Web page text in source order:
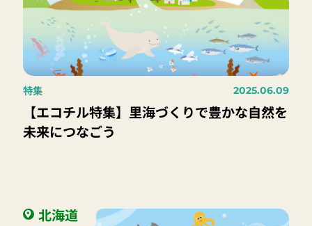
特集 2025.06.09
【エコチル特集】里海づくりで豊かな自然を
未来につなごう
北海道